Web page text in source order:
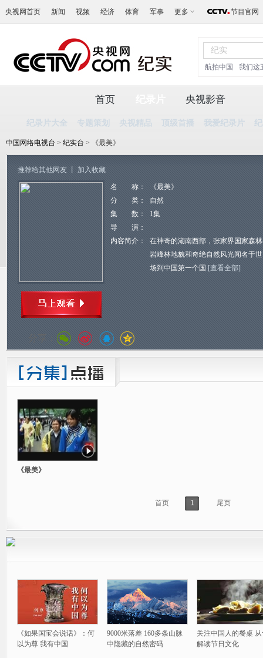
央视网首页 新闻 视频 经济 体育 军事 更多 节目官网
航拍中国 我们这
首页
纪录片大全 专题策划 央视精品 顶级首播 我爱纪录片
央视影音
中国网络电视台 > 纪实台 > 《最美》
推荐给其他网友 加入收藏
名 称：
《最美》
分 类：
自然
集 数：
1集
导 演：
内容简介：
在神奇的湖南西部，张家界国家森
岩峰林地貌和奇绝自然风光闻名于
场到中国第一个国 [查看全部]
分享：
《最美》
首页 1 尾页
《如果国宝会说话》：何
以为尊 我有中国
9000米落差 160多条山脉
中隐藏的自然密码
关注中国人的餐桌
解读节日文化